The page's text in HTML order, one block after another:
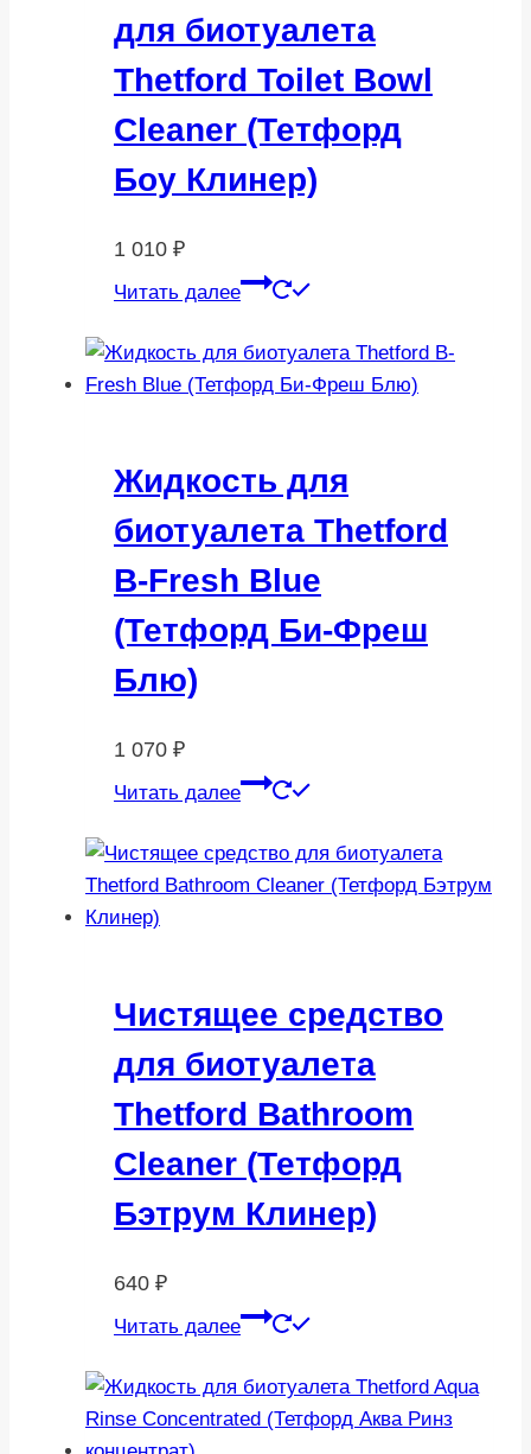
для биотуалета
Thetford Toilet Bowl
Cleaner (Тетфорд
Боу Клинер)
1 010 ₽
Читать далее
Жидкость для
биотуалета Thetford
B-Fresh Blue
(Тетфорд Би-Фреш
Блю)
1 070 ₽
Читать далее
Чистящее средство
для биотуалета
Thetford Bathroom
Cleaner (Тетфорд
Бэтрум Клинер)
640 ₽
Читать далее